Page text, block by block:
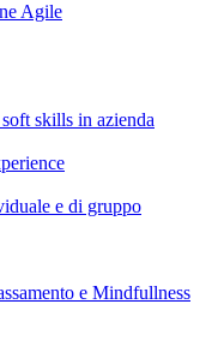
Agile
skills in azienda
e di gruppo
e Mindfullness